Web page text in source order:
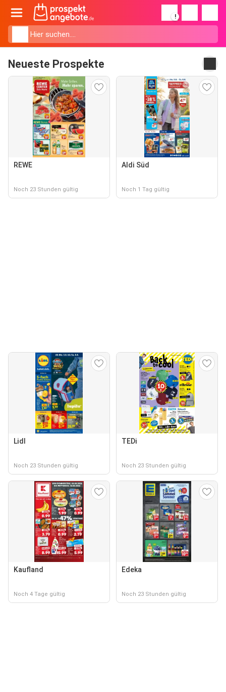
!
Neueste Prospekte
REWE
Noch 23 Stunden gültig
Aldi Süd
Noch 1 Tag gültig
Lidl
Noch 23 Stunden gültig
TEDi
Noch 23 Stunden gültig
Kaufland
Noch 4 Tage gültig
Edeka
Noch 23 Stunden gültig